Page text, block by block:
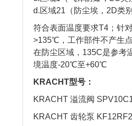
d.区域21（防尘埃，2D类
符合表面温度要求T4；针
>135℃，工作部件不产生
在防尘区域，135C是参考
境温度-20℃至+60℃
KRACHT型号：
KRACHT 溢流阀
KRACHT 齿轮泵